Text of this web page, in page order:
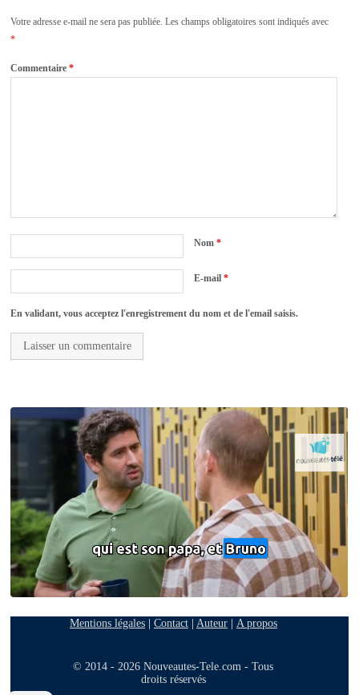
Votre adresse e-mail ne sera pas publiée. Les champs obligatoires sont indiqués avec
*
Commentaire*
Nom*
E-mail*
En validant, vous acceptez l'enregistrement du nom et de l'email saisis.
Mentions légales| Contact| Auteur| A propos
© 2014 - 2026 Nouveautes-Tele.com - Tous
droits réservés